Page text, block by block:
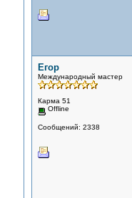
Егор
Международный мастер
Карма 51
Offline
Сообщений: 2338